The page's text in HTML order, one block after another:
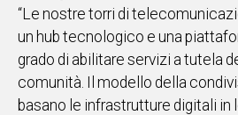
“Le nostre torri di
un hub tecnologico e una
grado di abilitare servizi a tutela
comunità. Il modello della
basano le infrastrutture digitali in